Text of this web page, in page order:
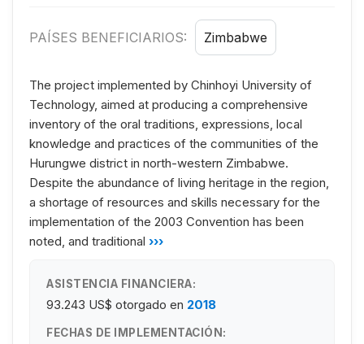
PAÍSES BENEFICIARIOS: Zimbabwe
The project implemented by Chinhoyi University of
Technology, aimed at producing a comprehensive
inventory of the oral traditions, expressions, local
knowledge and practices of the communities of the
Hurungwe district in north-western Zimbabwe.
Despite the abundance of living heritage in the region,
a shortage of resources and skills necessary for the
implementation of the 2003 Convention has been
noted, and traditional ›››
ASISTENCIA FINANCIERA:
93.243 US$ otorgado en 2018
FECHAS DE IMPLEMENTACIÓN: